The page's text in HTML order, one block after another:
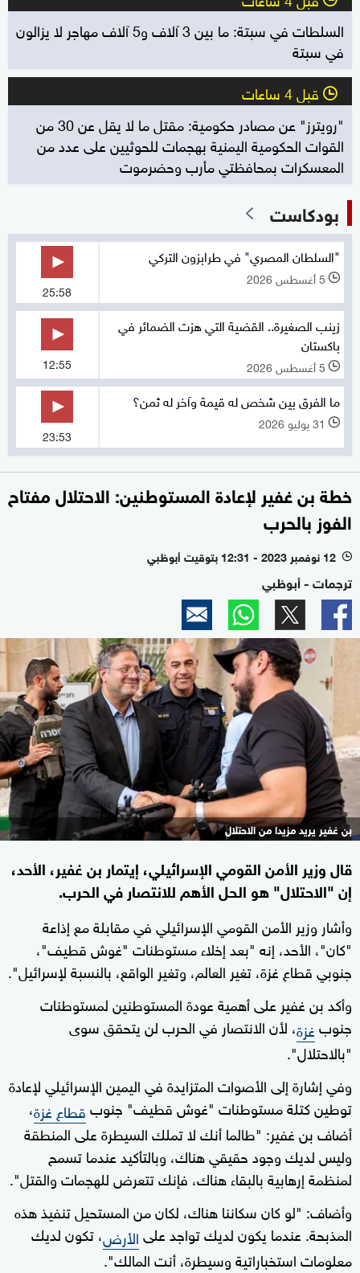
السلطات في سبتة: ما بين 3 آلاف و5 آلاف مهاجر لا يزالون
في سبتة
l قبل 4 ساعات
"رويترز" عن مصادر حكومية: مقتل ما لا يقل عن 30 من
القوات الحكومية اليمنية بهجمات للحوثيين على عدد من
المعسكرات بمحافظتي مأرب وحضرموت
بودكاست
"السلطان المصري" في طرابزون التركي
l 5 أغسطس 2026
25:58
زينب الصغيرة.. القضية التي هزت الضمائر في
باكستان
l 5 أغسطس 2026 12:55
ما الفرق بين شخص له قيمة وآخر له ثمن؟
l 31 يوليو 2026
23:53
خطة بن غفير لإعادة المستوطنين: الاحتلال مفتاح
الفوز بالحرب
l 12 نوفمبر 2023 - 12:31 بتوقيت أبوظبي
ترجمات - أبوظبي
بن غفير يريد مزيدا من الاحتلال
قال وزير الأمن القومي الإسرائيلي، إيتمار بن غفير، الأحد،
إن "الاحتلال" هو الحل الأهم للانتصار في الحرب.
وأشار وزير الأمن القومي الإسرائيلي في مقابلة مع إذاعة
"كان"، الأحد، إنه "بعد إخلاء مستوطنات "غوش قطيف"،
جنوبي قطاع غزة، تغير العالم، وتغير الواقع، بالنسبة لإسرائيل".
وأكد بن غفير على أهمية عودة المستوطنين لمستوطنات
جنوبغزة، لأن الانتصار في الحرب لن يتحقق سوى
"بالاحتلال".
وفي إشارة إلى الأصوات المتزايدة في اليمين الإسرائيلي لإعادة
توطين كتلة مستوطنات "غوش قطيف" جنوبقطاع غزة،
أضاف بن غفير: "طالما أنك لا تملك السيطرة على المنطقة
وليس لديك وجود حقيقي هناك، وبالتأكيد عندما تسمح
لمنظمة إرهابية بالبقاء هناك، فإنك تتعرض للهجمات والقتل".
وأضاف: "لو كان سكاننا هناك، لكان من المستحيل تنفيذ هذه
المذبحة. عندما يكون لديك تواجد علىالأرض، تكون لديك
معلومات استخباراتية وسيطرة، أنت المالك".